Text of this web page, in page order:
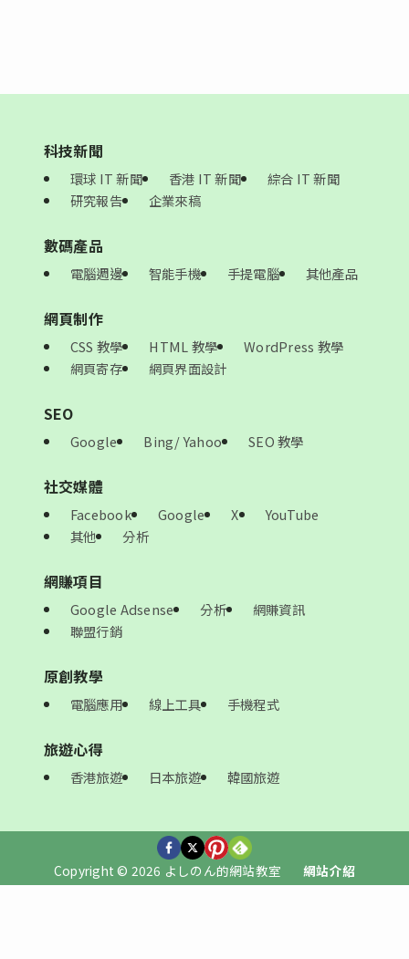
科技新聞
環球 IT 新聞 香港 IT 新聞
綜合 IT 新聞
研究報告
企業來稿
數碼產品
電腦週邊 智能手機 手提電腦 其他產品
網頁制作
CSS 教學 HTML 教學
WordPress 教學
網頁寄存
網頁界面設計
SEO
Google Bing/ Yahoo SEO 教學
社交媒體
Facebook Google X
YouTube
其他
分析
網賺項目
Google Adsense 分析
網賺資訊
聯盟行銷
原創教學
電腦應用 線上工具 手機程式
旅遊心得
香港旅遊 日本旅遊 韓國旅遊
Copyright © 2026 よしのん的網站教室 網站介紹